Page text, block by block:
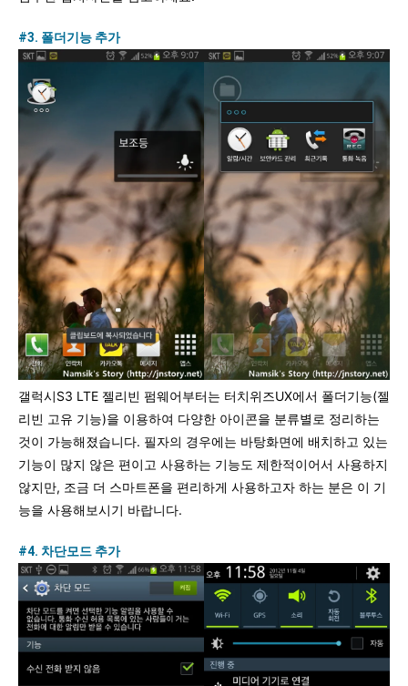
#3. 폴더기능 추가
갤럭시S3 LTE 젤리빈 펌웨어부터는 터치위즈UX에서 폴더기능(젤
리빈 고유 기능)을 이용하여 다양한 아이콘을 분류별로 정리하는
것이 가능해졌습니다. 필자의 경우에는 바탕화면에 배치하고 있는
기능이 많지 않은 편이고 사용하는 기능도 제한적이어서 사용하지
않지만, 조금 더 스마트폰을 편리하게 사용하고자 하는 분은 이 기
능을 사용해보시기 바랍니다.
#4. 차단모드 추가